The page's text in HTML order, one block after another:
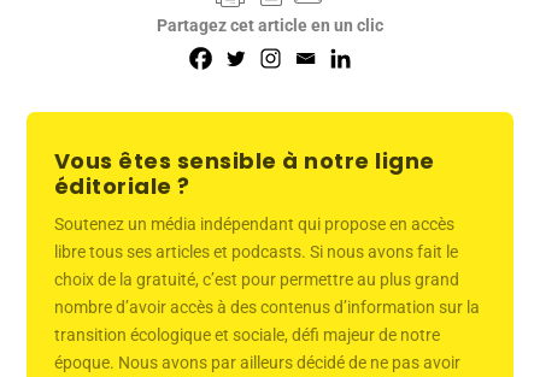
Partagez cet article en un clic
Vous êtes sensible à notre ligne
éditoriale ?
Soutenez un média indépendant qui propose en accès
libre tous ses articles et podcasts. Si nous avons fait le
choix de la gratuité, c’est pour permettre au plus grand
nombre d’avoir accès à des contenus d’information sur la
transition écologique et sociale, défi majeur de notre
époque. Nous avons par ailleurs décidé de ne pas avoir